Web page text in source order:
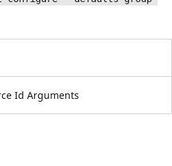
Id Arguments